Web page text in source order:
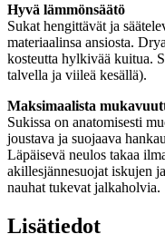
Hyvä lämmönsäätö
Sukat hengittävät ja
materiaalinsa ansiosta.
kosteutta hylkivää kuitua.
talvella ja viileä kesällä).
Maksimaalista
Sukissa on anatomisesti
joustava ja suojaava
Läpäisevä neulos takaa
akillesjännesuojat iskujen
nauhat tukevat jalkaholvia.
Lisätiedot